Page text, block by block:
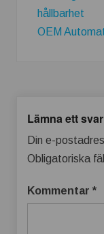
hållbarhet
OEM
Lämna ett svar
Din e-
Obligatoriska
Kommentar *